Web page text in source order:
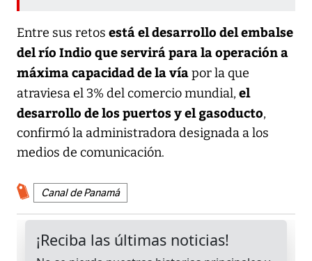
Entre sus retos está el desarrollo del embalse
del río Indio que servirá para la operación a
máxima capacidad de la víapor la que
atraviesa el 3% del comercio mundial, el
desarrollo de los puertos y el gasoducto,
confirmó la administradora designada a los
medios de comunicación.
Canal de Panamá